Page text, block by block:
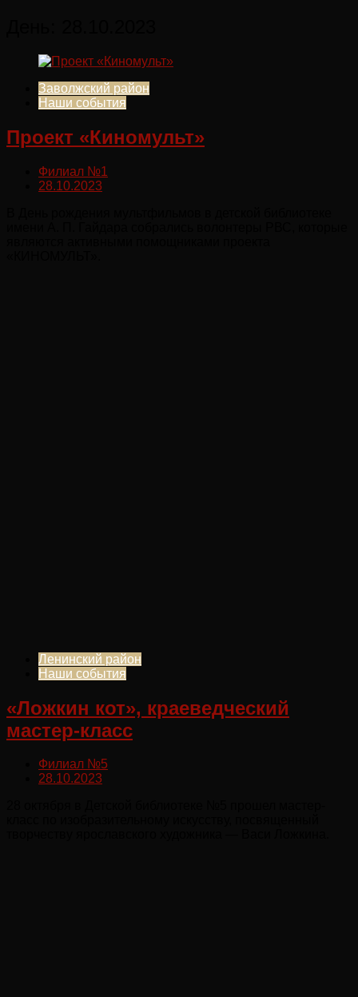
Заволжский район
Наши события
Проект «Киномульт»
Филиал №1
28.10.2023
Ленинский район
Наши события
«Ложкин кот», краеведческий
мастер-класс
Филиал №5
28.10.2023